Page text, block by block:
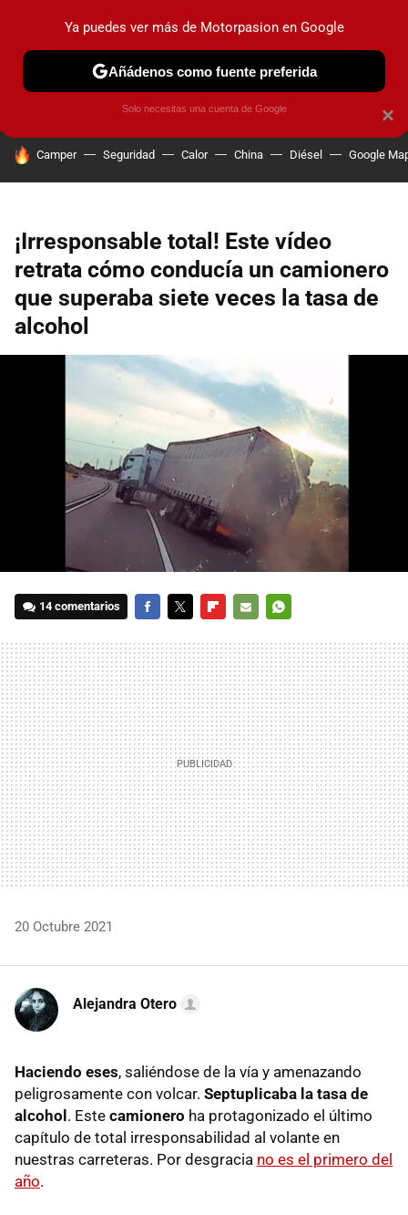
PRUEBAS COCHES ELÉCTRICOS OBSERVATORIO
HOY SE HABLA DE
Camper Seguridad Calor China Diésel Google
¡Irresponsable total! Este vídeo
retrata cómo conducía un camionero
que superaba siete veces la tasa de
alcohol
14 comentarios
MAIL
20 Octubre 2021
Alejandra Otero
Haciendo eses, saliéndose de la vía y amenazando
peligrosamente con volcar. Septuplicaba la tasa de
alcohol. Este camionero ha protagonizado el último
capítulo de total irresponsabilidad al volante en
nuestras carreteras. Por desgracia no es el primero del
año.
×
Ya puedes ver más de Motorpasion en Google
Añádenos como fuente preferida
Solo necesitas una cuenta de Google